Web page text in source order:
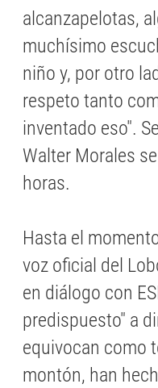
alcanzapelotas,
muchísimo
niño y, por otro
respeto tanto
inventado eso".
Walter Morales
horas.
Hasta el
voz oficial del
en diálogo con
predispuesto" a
equivocan como
montón, han